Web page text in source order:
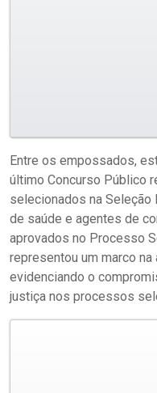
Entre os empossados,
último Concurso Público
selecionados na Seleção
de saúde e agentes de
aprovados no Processo
representou um marco
evidenciando o
justiça nos processos